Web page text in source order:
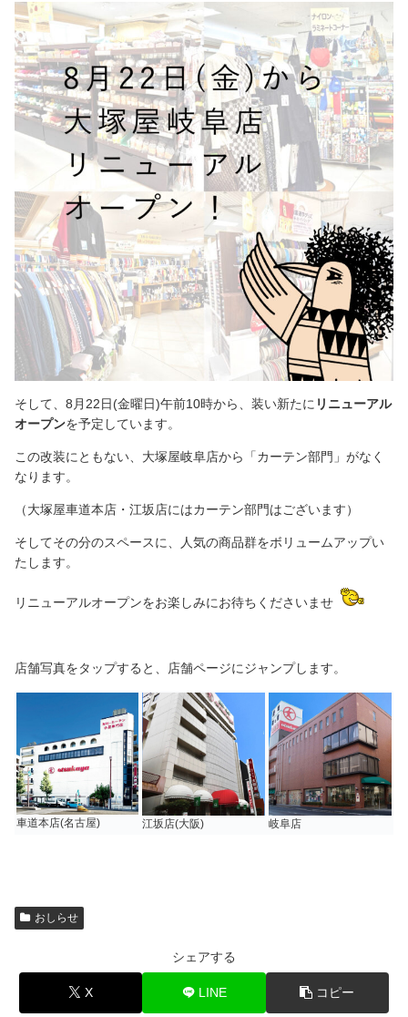
そして、8月22日(金曜日)午前10時から、装い新たに リニューアル
オープンを予定しています。
この改装にともない、大塚屋岐阜店から「カーテン部門」がなく
なります。
（大塚屋車道本店・江坂店にはカーテン部門はございます）
そしてその分のスペースに、人気の商品群をボリュームアップい
たします。
リニューアルオープンをお楽しみにお待ちくださいませ
店舗写真をタップすると、店舗ページにジャンプします。
車道本店(名古屋) 江坂店(大阪) 岐阜店
おしらせ
シェアする
X LINE コピー